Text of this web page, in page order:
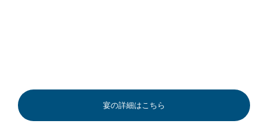
宴の詳細はこちら